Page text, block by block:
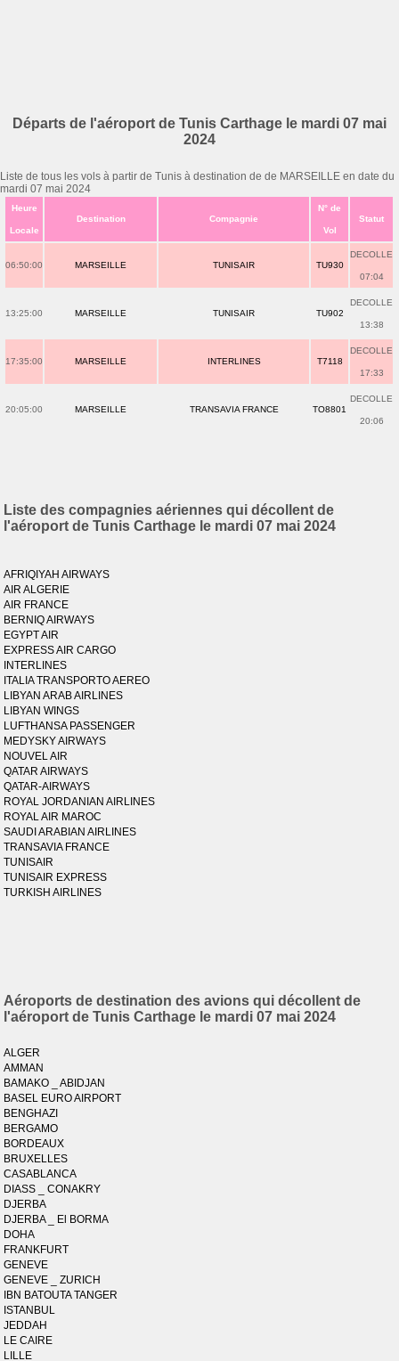
Départs de l'aéroport de Tunis Carthage le mardi 07 mai
2024
Liste de tous les vols à partir de Tunis à destination de de MARSEILLE en date du
mardi 07 mai 2024
Heure
Locale
Destination Compagnie
N° de
Vol
Statut
06:50:00 MARSEILLE TUNISAIR TU930
DECOLLE
07:04
13:25:00 MARSEILLE TUNISAIR TU902
DECOLLE
13:38
17:35:00 MARSEILLE INTERLINES T7118
DECOLLE
17:33
20:05:00 MARSEILLE TRANSAVIA FRANCE TO8801
DECOLLE
20:06
Liste des compagnies aériennes qui décollent de
l'aéroport de Tunis Carthage le mardi 07 mai 2024
AFRIQIYAH AIRWAYS
AIR ALGERIE
AIR FRANCE
BERNIQ AIRWAYS
EGYPT AIR
EXPRESS AIR CARGO
INTERLINES
ITALIA TRANSPORTO AEREO
LIBYAN ARAB AIRLINES
LIBYAN WINGS
LUFTHANSA PASSENGER
MEDYSKY AIRWAYS
NOUVEL AIR
QATAR AIRWAYS
QATAR-AIRWAYS
ROYAL JORDANIAN AIRLINES
ROYAL AIR MAROC
SAUDI ARABIAN AIRLINES
TRANSAVIA FRANCE
TUNISAIR
TUNISAIR EXPRESS
TURKISH AIRLINES
Aéroports de destination des avions qui décollent de
l'aéroport de Tunis Carthage le mardi 07 mai 2024
ALGER
AMMAN
BAMAKO _ ABIDJAN
BASEL EURO AIRPORT
BENGHAZI
BERGAMO
BORDEAUX
BRUXELLES
CASABLANCA
DIASS _ CONAKRY
DJERBA
DJERBA _ El BORMA
DOHA
FRANKFURT
GENEVE
GENEVE _ ZURICH
IBN BATOUTA TANGER
ISTANBUL
JEDDAH
LE CAIRE
LILLE